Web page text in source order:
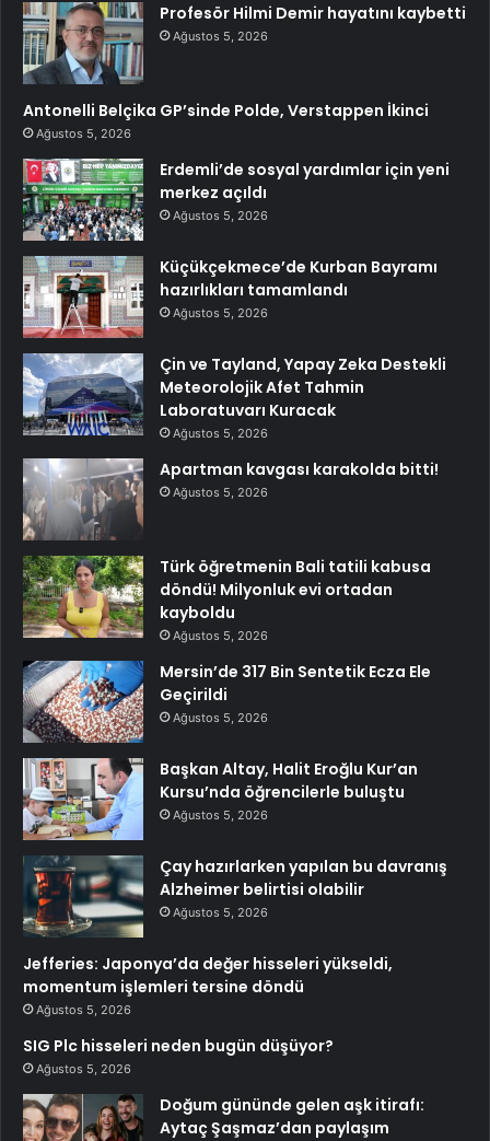
Profesör Hilmi Demir hayatını kaybetti
Ağustos 5, 2026
Antonelli Belçika GP’sinde Polde, Verstappen İkinci
Ağustos 5, 2026
Erdemli’de sosyal yardımlar için yeni
merkez açıldı
Ağustos 5, 2026
Küçükçekmece’de Kurban Bayramı
hazırlıkları tamamlandı
Ağustos 5, 2026
Çin ve Tayland, Yapay Zeka Destekli
Meteorolojik Afet Tahmin
Laboratuvarı Kuracak
Ağustos 5, 2026
Apartman kavgası karakolda bitti!
Ağustos 5, 2026
Türk öğretmenin Bali tatili kabusa
döndü! Milyonluk evi ortadan
kayboldu
Ağustos 5, 2026
Mersin’de 317 Bin Sentetik Ecza Ele
Geçirildi
Ağustos 5, 2026
Başkan Altay, Halit Eroğlu Kur’an
Kursu’nda öğrencilerle buluştu
Ağustos 5, 2026
Çay hazırlarken yapılan bu davranış
Alzheimer belirtisi olabilir
Ağustos 5, 2026
Jefferies: Japonya’da değer hisseleri yükseldi,
momentum işlemleri tersine döndü
Ağustos 5, 2026
SIG Plc hisseleri neden bugün düşüyor?
Ağustos 5, 2026
Doğum gününde gelen aşk itirafı:
Aytaç Şaşmaz’dan paylaşım